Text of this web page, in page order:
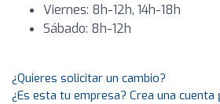
Viernes: 8h-12h, 14h-18h
Sábado: 8h-12h
¿Quieres solicitar un cambio?
¿Es esta tu empresa? Crea una